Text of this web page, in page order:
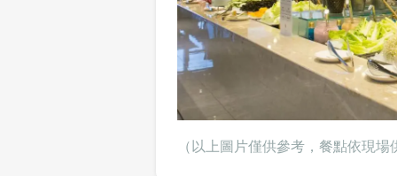
（以上圖片僅供參考，餐點依現場